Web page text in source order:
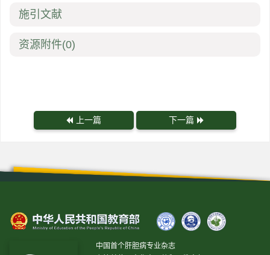
施引文献
资源附件(0)
上一篇 下一篇
中国首个肝胆病专业杂志